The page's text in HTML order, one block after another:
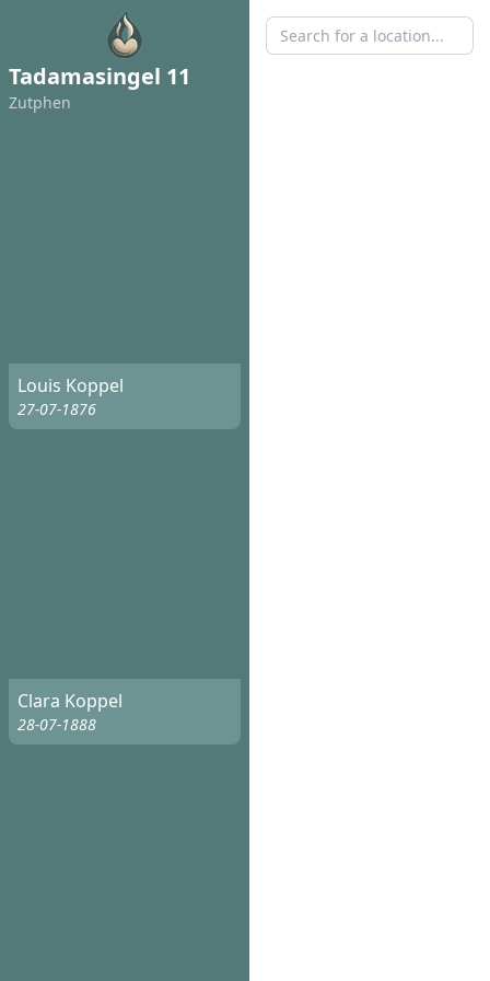
Tadamasingel 11
Zutphen
Louis Koppel
27-07-1876
Clara Koppel
28-07-1888